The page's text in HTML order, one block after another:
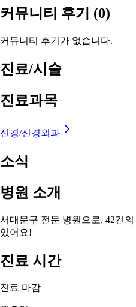
커뮤니티 후기 (0)
커뮤니티 후기가 없습니다.
진료/시술
진료과목
신경/신경외과
소식
병원 소개
서대문구 전문 병원으로, 42건
있어요!
진료 시간
진료 마감